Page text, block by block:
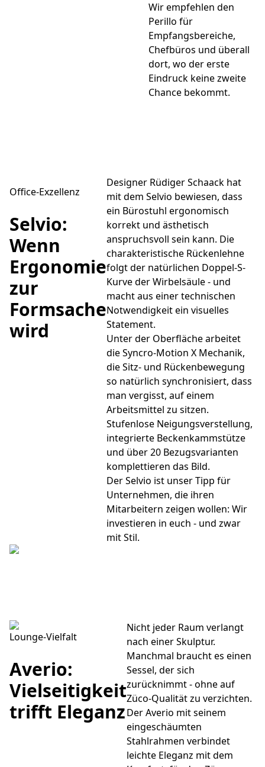
Wir empfehlen den
Perillo für
Empfangsbereiche,
Chefbüros und überall
dort, wo der erste
Eindruck keine zweite
Chance bekommt.
Office-Exzellenz
Selvio:
Wenn
Ergonomie
zur
Formsache
wird
Designer Rüdiger Schaack hat
mit dem Selvio bewiesen, dass
ein Bürostuhl ergonomisch
korrekt und ästhetisch
anspruchsvoll sein kann. Die
charakteristische Rückenlehne
folgt der natürlichen Doppel-S-
Kurve der Wirbelsäule - und
macht aus einer technischen
Notwendigkeit ein visuelles
Statement.
Unter der Oberfläche arbeitet
die Syncro-Motion X Mechanik,
die Sitz- und Rückenbewegung
so natürlich synchronisiert, dass
man vergisst, auf einem
Arbeitsmittel zu sitzen.
Stufenlose Neigungsverstellung,
integrierte Beckenkammstütze
und über 20 Bezugsvarianten
komplettieren das Bild.
Der Selvio ist unser Tipp für
Unternehmen, die ihren
Mitarbeitern zeigen wollen: Wir
investieren in euch - und zwar
mit Stil.
Lounge-Vielfalt
Averio:
Vielseitigkeit
trifft Eleganz
Nicht jeder Raum verlangt
nach einer Skulptur.
Manchmal braucht es einen
Sessel, der sich
zurücknimmt - ohne auf
Züco-Qualität zu verzichten.
Der Averio mit seinem
eingeschäumten
Stahlrahmen verbindet
leichte Eleganz mit dem